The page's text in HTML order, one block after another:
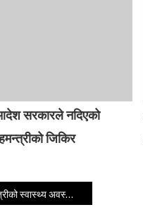
सरकारले नदिएको
जिकिर
अवस्था सामान्य छ : स्वकीय सचिव मल्ल